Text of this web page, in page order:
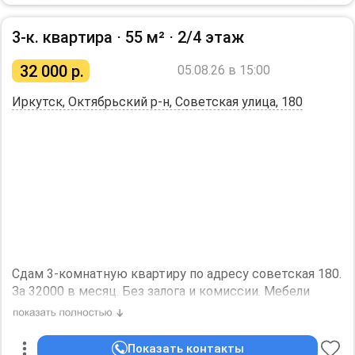
остaновкaми 1-я Cовeтcкaя и Oмулевcкого.
проживания: кровать, стол, стул, большой шкаф.
Окна выходят на солнечную сторону.
Ванная и туалет раздельные, кухня общая.
Соседи тихие.
3-к. квартира ⋅ 55 м² ⋅ 2/4 этаж
32 000 р. 05.08.26 в 15:00
Иркутск, Октябрьский р-н, Советская улица, 180
Сдам 3-комнатную квартиру по адресу советская 180.
За 32000 в месяц. Без залога и комиссии. Мебели
практически нет, ремонт скромненький. Поэтому и
животными. Коммунальные платежи включены в
Показать контакты